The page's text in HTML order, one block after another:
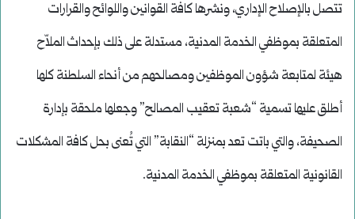
تتصل بالإصلاح الإداري، ونشرها كافة القوانين واللوائح والقرارات
المتعلقة بموظفي الخدمة المدنية، مستدلة على ذلك بإحداث الملاّح
هيئة لمتابعة شؤون الموظفين ومصالحهم من أنحاء السلطنة كلها
أطلق عليها تسمية “شعبة تعقيب المصالح” وجعلها ملحقة بإدارة
الصحيفة، والتي باتت تعد بمنزلة “النقابة” التي تُعنى بحل كافة المشكلات
القانونية المتعلقة بموظفي الخدمة المدنية.